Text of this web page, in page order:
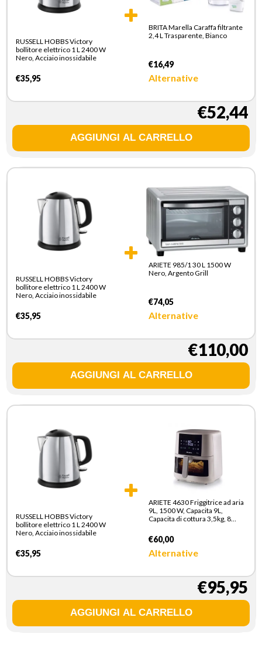
RUSSELL HOBBS Victory
bollitore elettrico 1 L 2400 W
Nero, Acciaio inossidabile
€35,95
BRITA Marella Caraffa filtrante
2,4 L Trasparente, Bianco
€16,49
Alternative
€52,44
RUSSELL HOBBS Victory
bollitore elettrico 1 L 2400 W
Nero, Acciaio inossidabile
€35,95
ARIETE 985/1 30 L 1500 W
Nero, Argento Grill
€74,05
Alternative
€110,00
RUSSELL HOBBS Victory
bollitore elettrico 1 L 2400 W
Nero, Acciaio inossidabile
€35,95
ARIETE 4630 Friggitrice ad aria
9L, 1500 W, Capacita 9L,
Capacita di cottura 3,5kg, 8
Temperatura fino a 200°,
Cestello trasparente per
controllo cottura, Bianco
€60,00
Alternative
€95,95